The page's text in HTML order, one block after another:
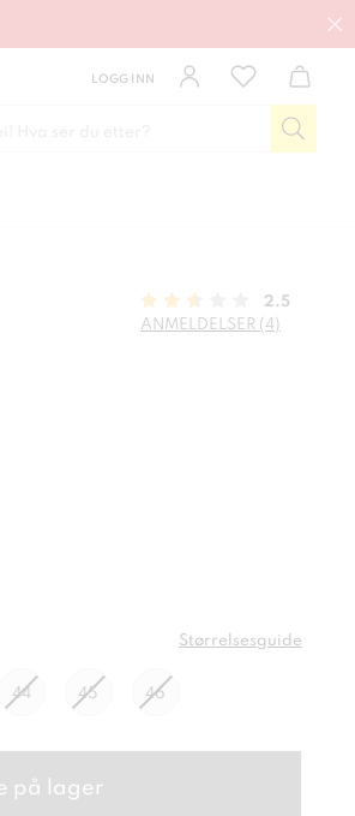
LOGG INN
2.5
ANMELDELSER (4)
Størrelsesguide
44 45 46
på lager